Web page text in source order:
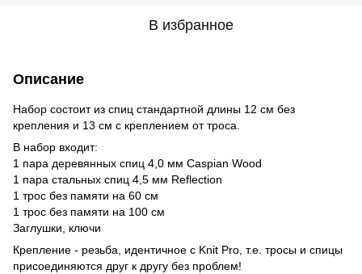
В избранное
Описание
Набор состоит из спиц стандартной длины 12 см без
крепления и 13 см с креплением от троса.
В набор входит:
1 пара деревянных спиц 4,0 мм Caspian Wood
1 пара стальных спиц 4,5 мм Reflection
1 трос без памяти на 60 см
1 трос без памяти на 100 см
Заглушки, ключи
Крепление - резьба, идентичное с Knit Pro, т.е. тросы и спицы
присоединяются друг к другу без проблем!